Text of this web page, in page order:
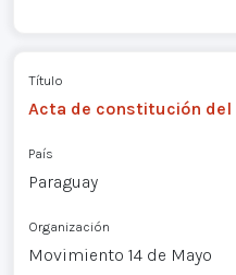
Título
Acta de constitución del
País
Paraguay
Organización
Movimiento 14 de Mayo